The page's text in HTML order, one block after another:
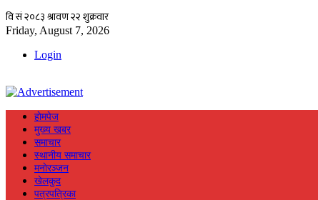
Friday, August 7, 2026
Login
हाेमपेज
मुख्य खबर
समाचार
स्थानीय समाचार
मनाेरञ्जन
खेलकुद
पत्रपत्रिका